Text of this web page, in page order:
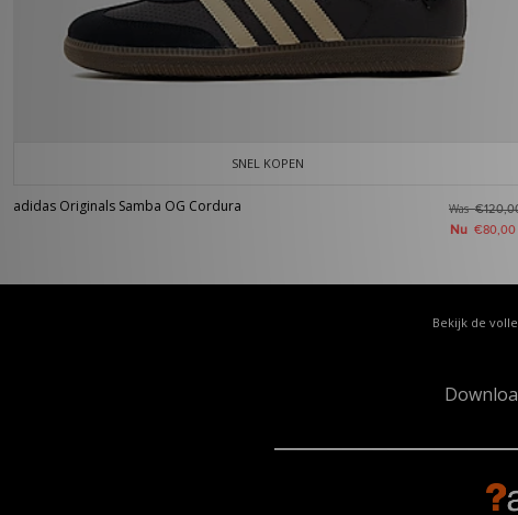
SNEL KOPEN
adidas Originals Samba OG Cordura Was
Nu €80,00
Bekijk de